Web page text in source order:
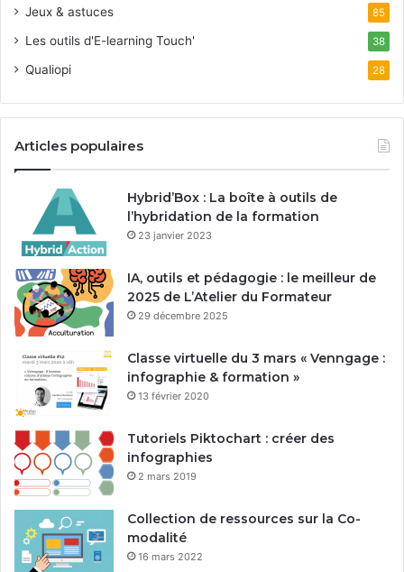
Jeux & astuces 85
Les outils d'E-learning Touch' 38
Qualiopi 28
Articles populaires
Hybrid’Box : La boîte à outils de
l’hybridation de la formation
23 janvier 2023
IA, outils et pédagogie : le meilleur de
2025 de L’Atelier du Formateur
29 décembre 2025
Classe virtuelle du 3 mars « Venngage :
infographie & formation »
13 février 2020
Tutoriels Piktochart : créer des
infographies
2 mars 2019
Collection de ressources sur la Co-
modalité
16 mars 2022